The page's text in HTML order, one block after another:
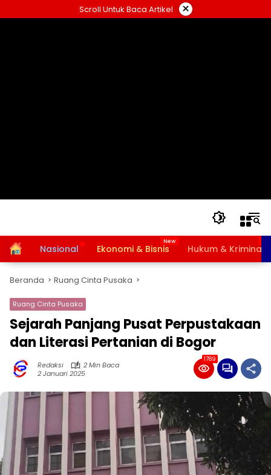
ke
Scroll Untuk Baca Artikel ×
HomeNasional Ekonomi & Bisnis Hukum & Kriminal
Beranda Ruang Cinta Pusaka
Ruang Cinta Pusaka
Sejarah Panjang Pusat Perpustakaan
dan Literasi Pertanian di Bogor
Redaksi
2 Min Baca
2 Januari 2025
1789